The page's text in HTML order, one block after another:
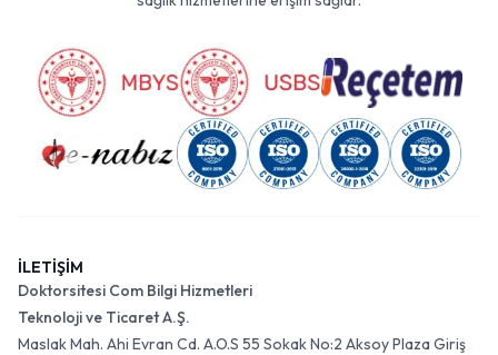
İLETİŞİM
Doktorsitesi Com Bilgi Hizmetleri
Teknoloji ve Ticaret A.Ş.
Maslak Mah. Ahi Evran Cd. A.O.S 55 Sokak No:2 Aksoy Plaza Giriş